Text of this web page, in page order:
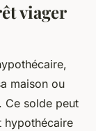
viager
maison ou
Ce solde peut
hypothécaire